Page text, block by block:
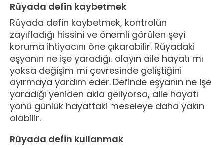
Rüyada defin kaybetmek
Rüyada defin kaybetmek, kontrolün
zayıfladığı hissini ve önemli görülen şeyi
koruma ihtiyacını öne çıkarabilir. Rüyadaki
eşyanın ne işe yaradığı, olayın aile hayatı mı
yoksa değişim mi çevresinde geliştiğini
ayırmaya yardım eder. Definde eşyanın ne işe
yaradığı yeniden akla geliyorsa, aile hayatı
yönü günlük hayattaki meseleye daha yakın
olabilir.
Rüyada defin kullanmak